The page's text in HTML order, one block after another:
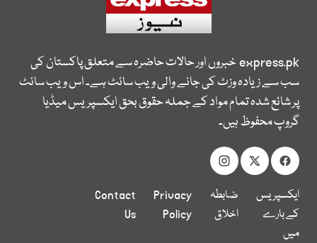
express.pkخبروں اور حالات حاضرہ سے متعلق پاکستان کی
سب سے زیادہ وزٹ کی جانے والی ویب سائٹ ہے۔ اس ویب سائٹ
پر شائع شدہ تمام مواد کے جملہ حقوق بحق ایکسپریس میڈیا
گروپ محفوظ ہیں۔
ایکسپریس
کے بارے
میں
ضابطہ
اخلاق
Privacy
Policy
Contact
Us